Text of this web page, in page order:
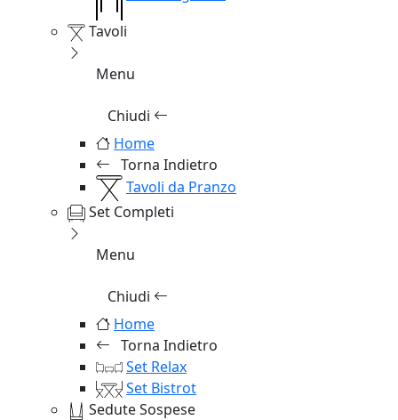
Tavoli
Menu
Chiudi
Home
Torna Indietro
Tavoli da Pranzo
Set Completi
Menu
Chiudi
Home
Torna Indietro
Set Relax
Set Bistrot
Sedute Sospese